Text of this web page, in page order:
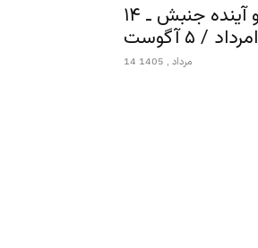
پنجره‌ای رو به خانه پدری ـ اسماعیل وفا یغمائی؛ جایگاه شاهزاده و آینده جنبش ـ ۱۴
امرداد / ۵ آگوست
14 مرداد , 1405